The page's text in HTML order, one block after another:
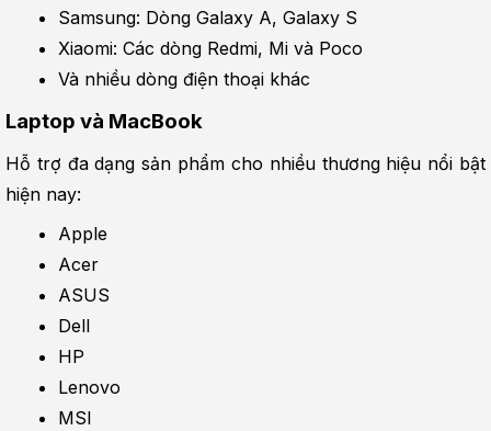
Samsung: Dòng Galaxy A, Galaxy S
Xiaomi: Các dòng Redmi, Mi và Poco
Và nhiều dòng điện thoại khác
Laptop và MacBook
Hỗ trợ đa dạng sản phẩm cho nhiều thương hiệu nổi bật
hiện nay:
Apple
Acer
ASUS
Dell
HP
Lenovo
MSI